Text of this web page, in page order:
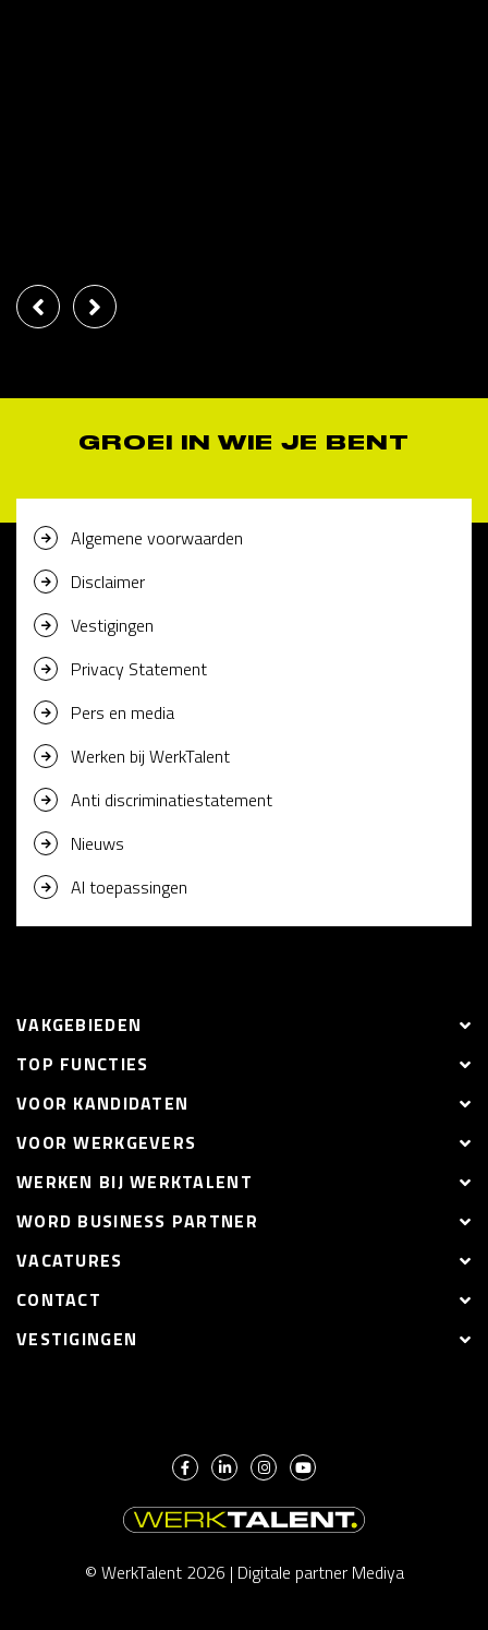
GROEI IN WIE JE BENT
Algemene voorwaarden
Disclaimer
Vestigingen
Privacy Statement
Pers en media
Werken bij WerkTalent
Anti discriminatiestatement
Nieuws
AI toepassingen
VAKGEBIEDEN
TOP FUNCTIES
VOOR KANDIDATEN
VOOR WERKGEVERS
WERKEN BIJ WERKTALENT
WORD BUSINESS PARTNER
VACATURES
CONTACT
VESTIGINGEN
© WerkTalent 2026 | Digitale partner Mediya